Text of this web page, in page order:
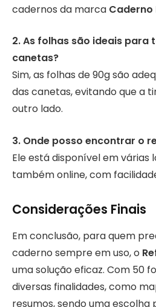
cadernos da marca
2. As folhas são ideais para
canetas?
Sim, as folhas de 90g são
das canetas, evitando que a
outro lado.
3. Onde posso encontrar o
Ele está disponível em várias
também online, com
Considerações Finais
Em conclusão, para quem
caderno sempre em uso, o
uma solução eficaz. Com 50
diversas finalidades, como
resumos, sendo uma